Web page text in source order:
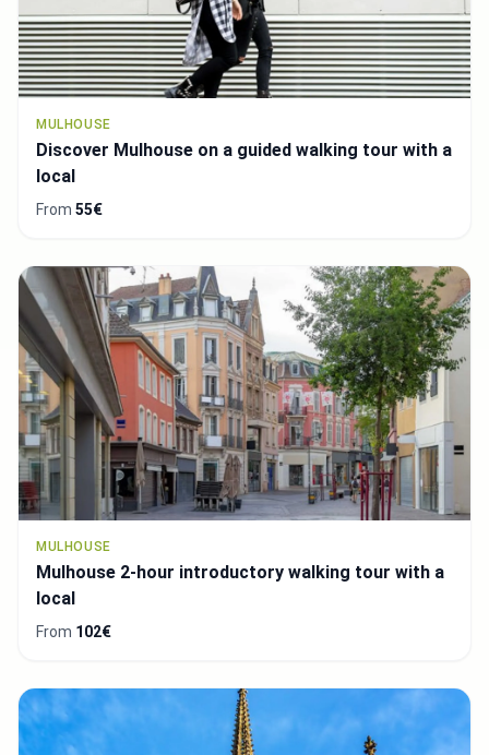
MULHOUSE
Discover Mulhouse on a guided walking tour with a
local
From 55€
MULHOUSE
Mulhouse 2-hour introductory walking tour with a
local
From 102€